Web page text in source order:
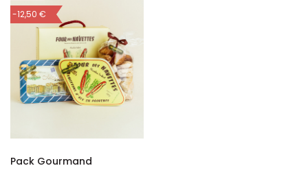
-12,50 €
Pack Gourmand